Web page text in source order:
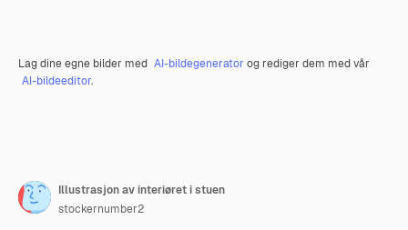
Lag dine egne bilder med AI-bildegenerator og rediger dem med vår
AI-bildeeditor.
Illustrasjon av interiøret i stuen
stockernumber2